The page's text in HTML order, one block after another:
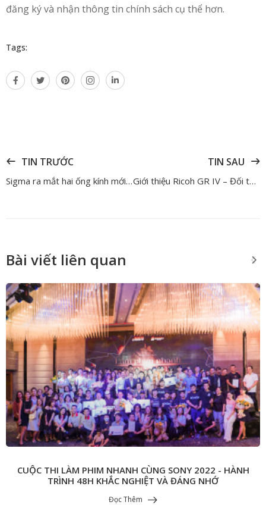
đăng ký và nhận thông tin chính sách cụ thể hơn.
Tags:
TIN TRƯỚC
Sigma ra mắt hai ống kính mới: 12mm F1.4 DC Contemporary và 200mm F2 DG OS Sports
TIN SAU
Giới thiệu Ricoh GR IV – Đối thủ mới của Fujifilm X100VI trong phân khúc máy ảnh compact đường phố
Bài viết liên quan
CUỘC THI LÀM PHIM NHANH CÙNG SONY 2022 - HÀNH
TRÌNH 48H KHẮC NGHIỆT VÀ ĐÁNG NHỚ
Đọc Thêm